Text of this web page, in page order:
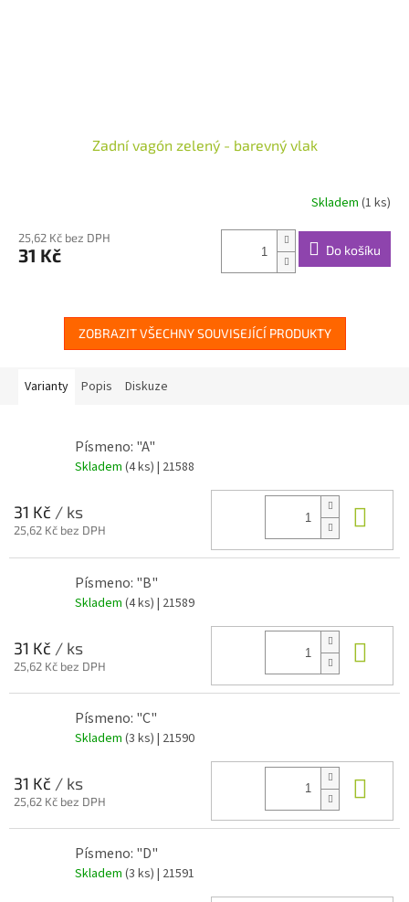
Zadní vagón zelený - barevný vlak
Skladem (1 ks)
25,62 Kč bez DPH
31 Kč Do košíku
ZOBRAZIT VŠECHNY SOUVISEJÍCÍ PRODUKTY
Varianty Popis Diskuze
Písmeno: "A"
Skladem (4 ks) | 21588
31 Kč / ks
25,62 Kč bez DPH
Písmeno: "B"
Skladem (4 ks) | 21589
31 Kč / ks
25,62 Kč bez DPH
Písmeno: "C"
Skladem (3 ks) | 21590
31 Kč / ks
25,62 Kč bez DPH
Písmeno: "D"
Skladem (3 ks) | 21591